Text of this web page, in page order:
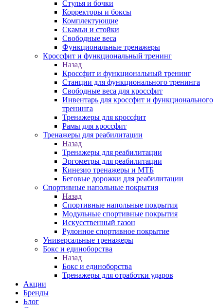
Стулья и бочки
Корректоры и боксы
Комплектующие
Скамьи и стойки
Свободные веса
Функциональные тренажеры
Кроссфит и функциональный тренинг
Назад
Кроссфит и функциональный тренинг
Станции для функционального тренинга
Свободные веса для кроссфит
Инвентарь для кроссфит и функционального
тренинга
Тренажеры для кроссфит
Рамы для кроссфит
Тренажеры для реабилитации
Назад
Тренажеры для реабилитации
Эргометры для реабилитации
Кинезио тренажеры и МТБ
Беговые дорожки для реабилитации
Спортивные напольные покрытия
Назад
Спортивные напольные покрытия
Модульные спортивные покрытия
Искусственный газон
Рулонное спортивное покрытие
Универсальные тренажеры
Бокс и единоборства
Назад
Бокс и единоборства
Тренажеры для отработки ударов
Акции
Бренды
Блог